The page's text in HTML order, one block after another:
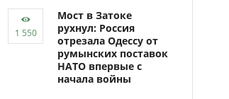
Мост в Затоке
рухнул: Россия
отрезала Одессу от
румынских поставок
НАТО впервые с
начала войны